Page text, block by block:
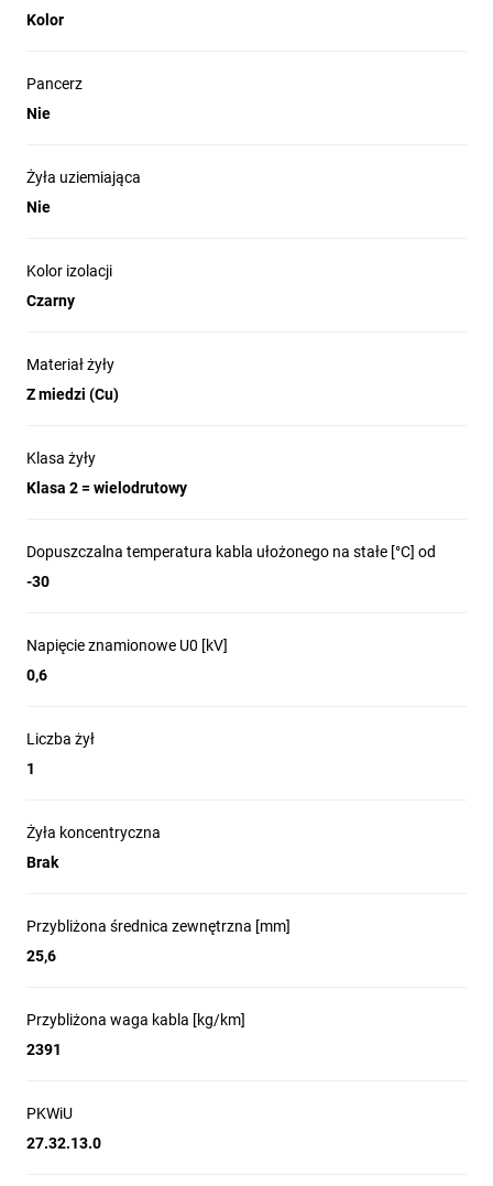
Kolor
Pancerz
Nie
Żyła uziemiająca
Nie
Kolor izolacji
Czarny
Materiał żyły
Z miedzi (Cu)
Klasa żyły
Klasa 2 = wielodrutowy
Dopuszczalna temperatura kabla ułożonego na stałe [°C] od
-30
Napięcie znamionowe U0 [kV]
0,6
Liczba żył
1
Żyła koncentryczna
Brak
Przybliżona średnica zewnętrzna [mm]
25,6
Przybliżona waga kabla [kg/km]
2391
PKWiU
27.32.13.0